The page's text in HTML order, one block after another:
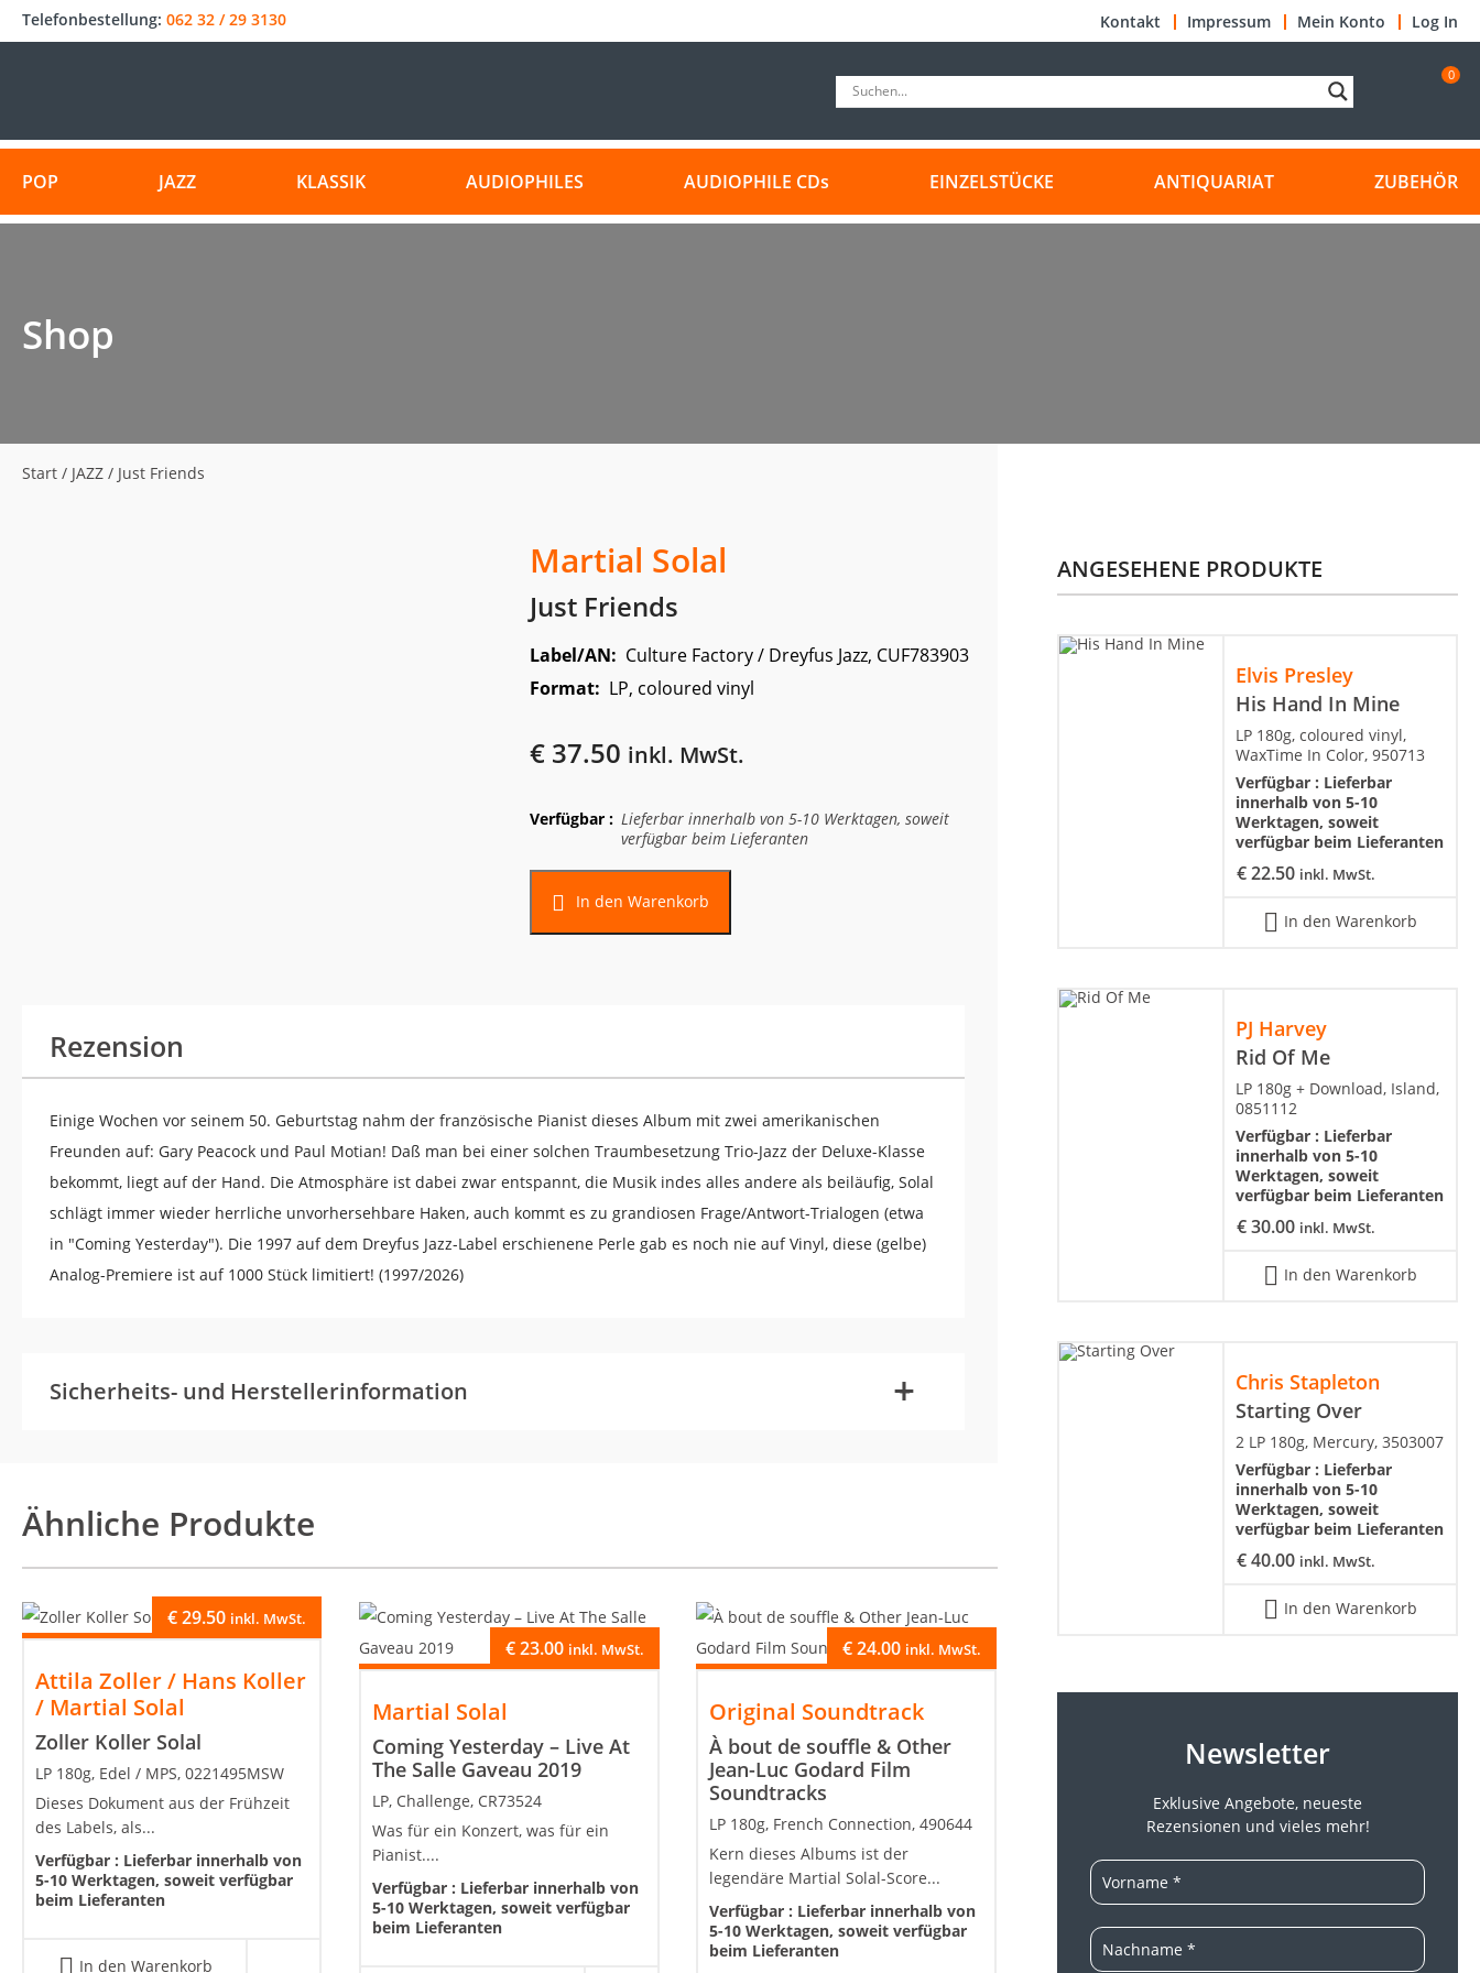
Telefonbestellung: 062 32 / 29 3130 Kontakt Impressum Mein Konto Log In
0
POP JAZZ KLASSIK AUDIOPHILES AUDIOPHILE CDs EINZELSTÜCKE ANTIQUARIAT ZUBEHÖR
Shop
Start / JAZZ / Just Friends
Martial Solal
Just Friends
Label/AN: Culture Factory / Dreyfus Jazz, CUF783903
Format: LP, coloured vinyl
€37.50 inkl. MwSt.
Verfügbar : Lieferbar innerhalb von 5-10 Werktagen, soweit
verfügbar beim Lieferanten
In den Warenkorb
Rezension
Einige Wochen vor seinem 50. Geburtstag nahm der französische Pianist dieses Album mit zwei amerikanischen
Freunden auf: Gary Peacock und Paul Motian! Daß man bei einer solchen Traumbesetzung Trio-Jazz der Deluxe-Klasse
bekommt, liegt auf der Hand. Die Atmosphäre ist dabei zwar entspannt, die Musik indes alles andere als beiläufig, Solal
schlägt immer wieder herrliche unvorhersehbare Haken, auch kommt es zu grandiosen Frage/Antwort-Trialogen (etwa
in "Coming Yesterday"). Die 1997 auf dem Dreyfus Jazz-Label erschienene Perle gab es noch nie auf Vinyl, diese (gelbe)
Analog-Premiere ist auf 1000 Stück limitiert! (1997/2026)
Sicherheits- und Herstellerinformation +
-
Ähnliche Produkte
Attila Zoller / Hans Koller
/ Martial Solal
Zoller Koller Solal
€29.50 inkl. MwSt.
LP 180g, Edel / MPS, 0221495MSW
Dieses Dokument aus der Frühzeit
des Labels, als...
Verfügbar : Lieferbar innerhalb von
5-10 Werktagen, soweit verfügbar
beim Lieferanten
In den Warenkorb
Martial Solal
Coming Yesterday – Live At
The Salle Gaveau 2019
€23.00 inkl. MwSt.
LP, Challenge, CR73524
Was für ein Konzert, was für ein
Pianist....
Verfügbar : Lieferbar innerhalb von
5-10 Werktagen, soweit verfügbar
beim Lieferanten
Original Soundtrack
À bout de souffle & Other
Jean-Luc Godard Film
Soundtracks
€24.00 inkl. MwSt.
LP 180g, French Connection, 490644
Kern dieses Albums ist der
legendäre Martial Solal-Score...
Verfügbar : Lieferbar innerhalb von
5-10 Werktagen, soweit verfügbar
beim Lieferanten
ANGESEHENE PRODUKTE
Elvis Presley
His Hand In Mine
€22.50 inkl. MwSt.
LP 180g, coloured vinyl,
WaxTime In Color, 950713
Verfügbar : Lieferbar
innerhalb von 5-10
Werktagen, soweit
verfügbar beim Lieferanten
In den Warenkorb
PJ Harvey
Rid Of Me
€30.00 inkl. MwSt.
LP 180g + Download, Island,
0851112
Verfügbar : Lieferbar
innerhalb von 5-10
Werktagen, soweit
verfügbar beim Lieferanten
In den Warenkorb
Chris Stapleton
Starting Over
€40.00 inkl. MwSt.
2 LP 180g, Mercury, 3503007
Verfügbar : Lieferbar
innerhalb von 5-10
Werktagen, soweit
verfügbar beim Lieferanten
In den Warenkorb
Newsletter
Exklusive Angebote, neueste
Rezensionen und vieles mehr!